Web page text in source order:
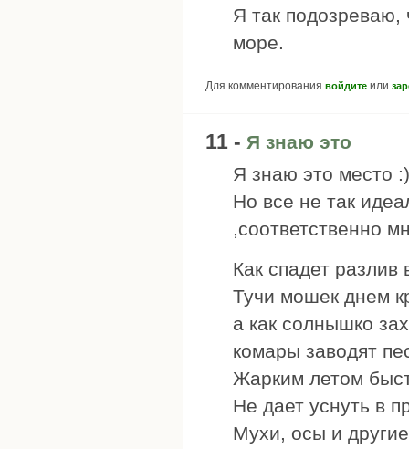
Я так подозреваю,
море.
Для комментирования войдите или
11 - Я знаю это
Я знаю это место :)
Но все не так
,соответственно
Как спадет разлив
Тучи мошек днем
а как солнышко
комары заводят
Жарким летом
Не дает уснуть в
Мухи, осы и